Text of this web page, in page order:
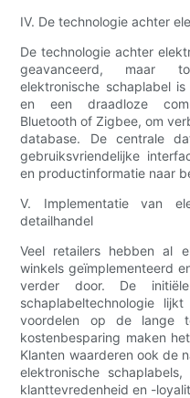
IV. De technologie achter
De technologie achter
geavanceerd, maar
elektronische schaplabel
en een draadloze
Bluetooth of Zigbee, om
database. De centrale
gebruiksvriendelijke
en productinformatie naar
V. Implementatie van
detailhandel
Veel retailers hebben al
winkels geïmplementeerd
verder door. De
schaplabeltechnologie
voordelen op de lange
kostenbesparing maken
Klanten waarderen ook de
elektronische
klanttevredenheid en -